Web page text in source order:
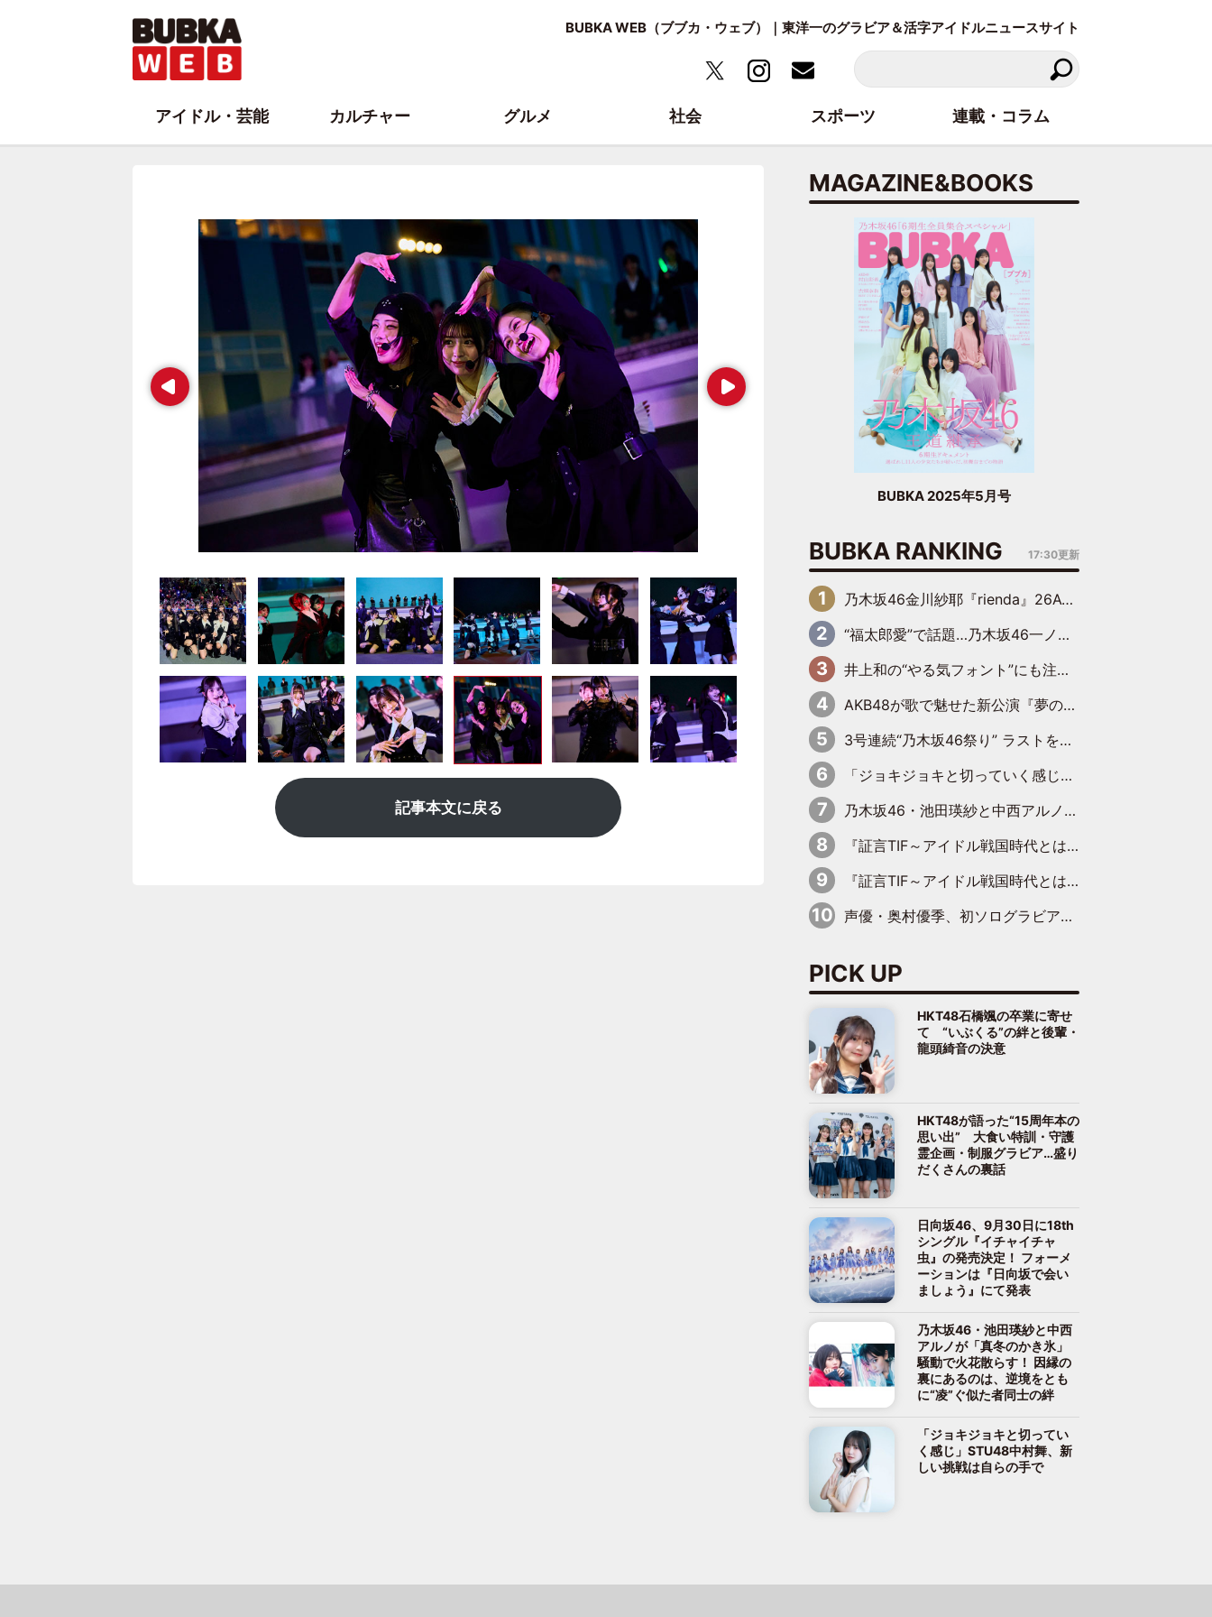
BUBKA WEB（ブブカ・ウェブ）｜東洋一のグラビア＆活字アイドルニュースサイト
Prev Next
記事本文に戻る
MAGAZINE&BOOKS
BUBKA 2025年5月号
BUBKA RANKING 17:30更新
乃木坂46金川紗耶『rienda』26AW LOOKモデルに就任
“福太郎愛”で話題…乃木坂46一ノ瀬美空、地元福岡『めんべい25周年トップサポーター』に就任
井上和の“やる気フォント”にも注目 乃木坂46が挑んだ書道パフォーマンスの舞台裏
AKB48が歌で魅せた新公演『夢のポップスター』 初日から全身全霊のステージ
3号連続“乃木坂46祭り” ラストを飾るのは賀喜遥香…5年ぶりの登場に「5年分大人になった私を見ていただけたら」
「ジョキジョキと切っていく感じ」STU48中村舞、新しい挑戦は自らの手で
乃木坂46・池田瑛紗と中西アルノが「真冬のかき氷」騒動で火花散らす！ 因縁の裏にあるのは、逆境をともに“凌”ぐ似た者同士の絆
『証言TIF～アイドル戦国時代とはなんだったのか～』第11回：私立恵比寿中学・真山りか×安本彩花「TIFで10年ぶりのキョンシーメイクをしたら、場を完全に引かせてしまって。時代が変わったんだなって」
『証言TIF～アイドル戦国時代とはなんだったのか～』第6回：でんぱ組.inc・古川未鈴×相沢梨紗「『ハロプロやりたかったな』って言ったら、夢眠ねむさんに『てめえはでんぱ組．incなんだよ！』って肩パンされて(笑)」
声優・奥村優季、初ソログラビアで初ソロ表紙を飾る！ 初めて見せる表情や、声優を志したきっかけなどを語った必読のインタビューを掲載
PICK UP
HKT48石橋颯の卒業に寄せ
て “いぶくる”の絆と後輩・
龍頭綺音の決意
HKT48が語った“15周年本の
思い出” 大食い特訓・守護
霊企画・制服グラビア…盛り
だくさんの裏話
日向坂46、9月30日に18th
シングル『イチャイチャ
虫』の発売決定！ フォーメ
ーションは『日向坂で会い
ましょう』にて発表
乃木坂46・池田瑛紗と中西
アルノが「真冬のかき氷」
騒動で火花散らす！ 因縁の
裏にあるのは、逆境をとも
に“凌”ぐ似た者同士の絆
「ジョキジョキと切ってい
く感じ」STU48中村舞、新
しい挑戦は自らの手で
アイドル・芸能 カルチャー グルメ 社会 スポーツ 連載・コラム